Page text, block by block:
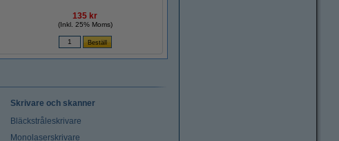
135 kr
(Inkl. 25% Moms)
Skrivare och skanner
Bläckstråleskrivare
Monolaserskrivare